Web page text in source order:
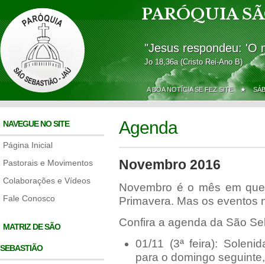
PARÓQUIA
"Jesus respondeu: 'O
Jo 18,36a (Cristo Rei-Ano B)
A BOA NOTÍCIA SE FEZ SITE ★
NAVEGUE NO SITE
Página Inicial
Pastorais e Movimentos
Colaborações e Vídeos
Fale Conosco
MATRIZ DE SÃO
SEBASTIÃO
Agenda
Novembro 2016
Novembro é o mês em
Primavera. Mas os eventos
Confira a agenda da São
01/11 (3ª feira):
para o domingo